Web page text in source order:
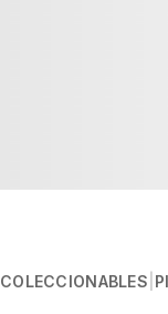
COLECCIONABLES